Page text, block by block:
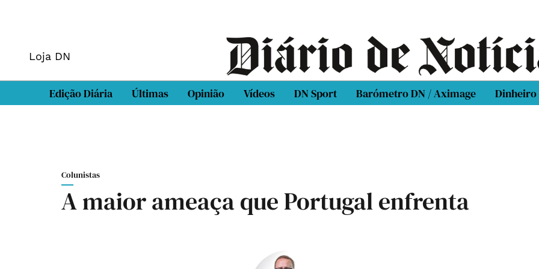
Loja DN
Edição Diária Últimas Opinião Vídeos DN Sport Barómetro DN / Aximage Dinheiro
Colunistas
A maior ameaça que Portugal enfrenta